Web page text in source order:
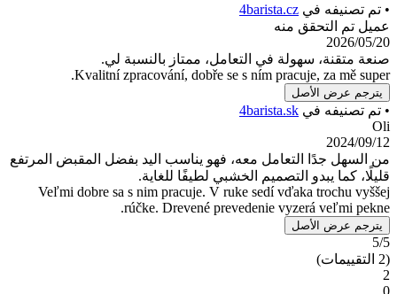
4barista.cz
منه
في التعامل، ممتاز بالنسبة لي.
Kvalitní zpracování, dobře se s ním
4barista.sk
معه، فهو يناسب اليد بفضل المقبض المرتفع
التصميم الخشبي لطيفًا للغاية.
Veľmi dobre sa s nim pracuje. V ruke sedí
rúčke. Drevené prevedenie